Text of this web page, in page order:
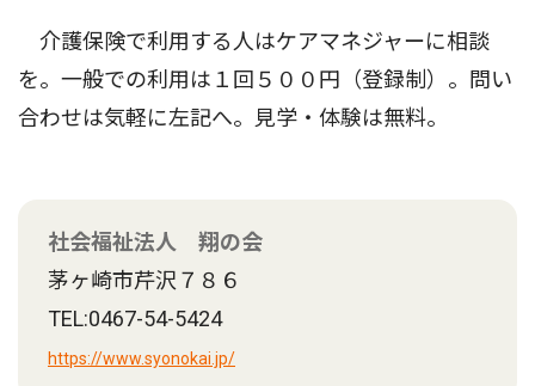
介護保険で利用する人はケアマネジャーに相談
を。一般での利用は１回５００円（登録制）。問い
合わせは気軽に左記へ。見学・体験は無料。
社会福祉法人 翔の会
茅ヶ崎市芹沢７８６
TEL:0467-54-5424
https://www.syonokai.jp/